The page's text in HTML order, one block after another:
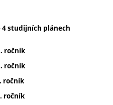
4 studijních plánech
ročník
ročník
ročník
ročník